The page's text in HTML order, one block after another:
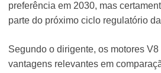
preferência em 2030, mas
parte do próximo ciclo regulatório da
Segundo o dirigente, os motores
vantagens relevantes em